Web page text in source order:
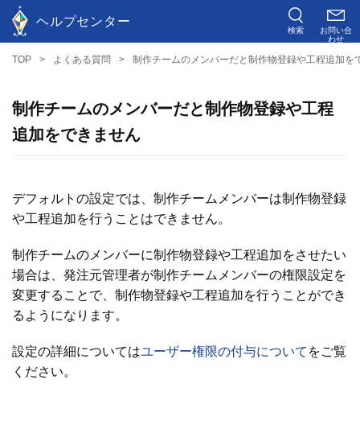
ヘルプセンター
検索
お問い合
わせ
TOP よくある質問 制作チームのメンバーだと制作物登録や工程追加を
制作チームのメンバーだと制作物登録や工程
追加をできません
デフォルトの設定では、制作チームメンバーは制作物登録
や工程追加を行うことはできません。
制作チームのメンバーに制作物登録や工程追加をさせたい
場合は、発注元管理者が制作チームメンバーの権限設定を
変更することで、制作物登録や工程追加を行うことができ
るようになります。
設定の詳細についてはユーザー権限の付与について をご覧
ください。